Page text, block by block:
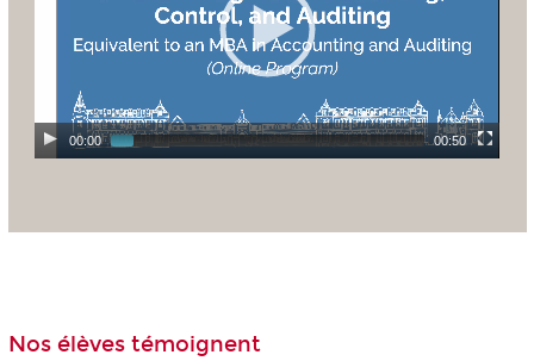
00:00 00:50
Nos élèves témoignent